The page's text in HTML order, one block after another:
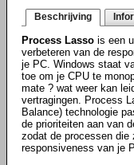
Beschrijving
Process Lasso is een
verbeteren van de
je PC. Windows staat
toe om je CPU te
mate ? wat weer kan
vertragingen. Process
Balance) technologie
de prioriteiten aan van
zodat de processen die
responsiveness van je